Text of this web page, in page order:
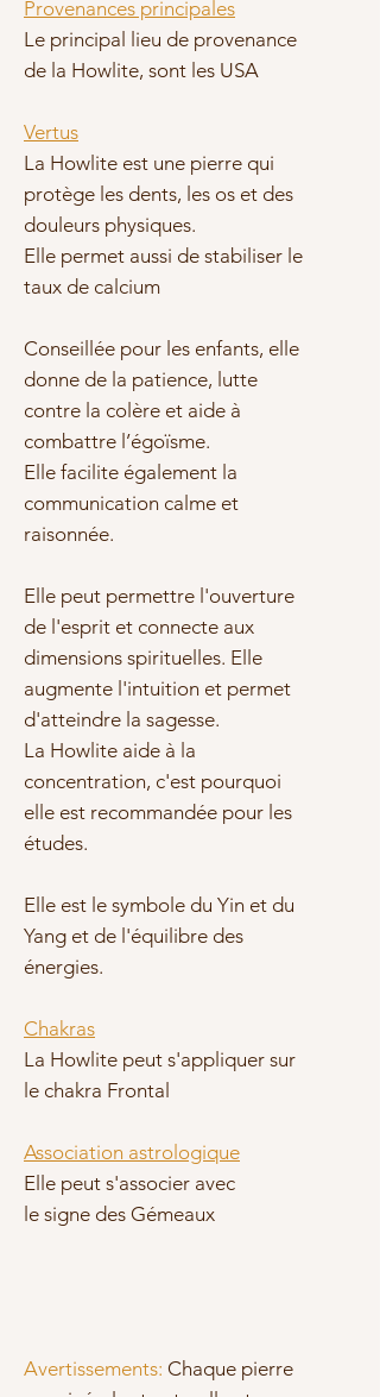
Provenances principales
Le principal lieu de provenance
de la Howlite, sont les USA
Vertus
La Howlite est une pierre qui
protège les dents, les os et des
douleurs physiques.
Elle permet aussi de stabiliser le
taux de calcium
Conseillée pour les enfants, elle
donne de la patience, lutte
contre la colère et aide à
combattre l’égoïsme.
Elle facilite également la
communication calme et
raisonnée.
Elle peut permettre l'ouverture
de l'esprit et connecte aux
dimensions spirituelles. Elle
augmente l'intuition et permet
d'atteindre la sagesse.
La Howlite aide à la
concentration, c'est pourquoi
elle est recommandée pour les
études.
Elle est le symbole du Yin et du
Yang et de l'équilibre des
énergies.
Chakras
La Howlite peut s'appliquer sur
le chakra Frontal
Association astrologique
Elle peut s'associer avec
le signe des Gémeaux
Avertissements: Chaque pierre